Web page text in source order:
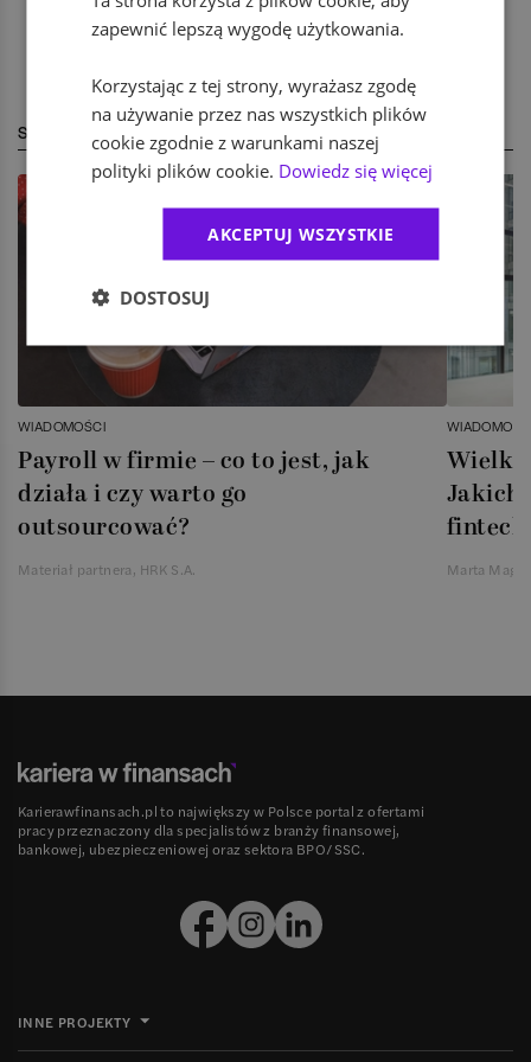
STREFA EKSPERTA
WIADOMOŚCI
Payroll w firmie – co to jest, jak
działa i czy warto go
outsourcować?
Materiał partnera, HRK S.A.
Jakich
Marta
Karierawfinansach.pl to największy w Polsce portal z ofertami
pracy przeznaczony dla specjalistów z branży finansowej,
bankowej, ubezpieczeniowej oraz sektora BPO/SSC.
INNE PROJEKTY
zapewnić lepszą wygodę użytkowania.
Korzystając z tej strony, wyrażasz zgodę
na używanie przez nas wszystkich plików
cookie zgodnie z warunkami naszej
polityki plików cookie. Dowiedz się więcej
AKCEPTUJ WSZYSTKIE
DOSTOSUJ